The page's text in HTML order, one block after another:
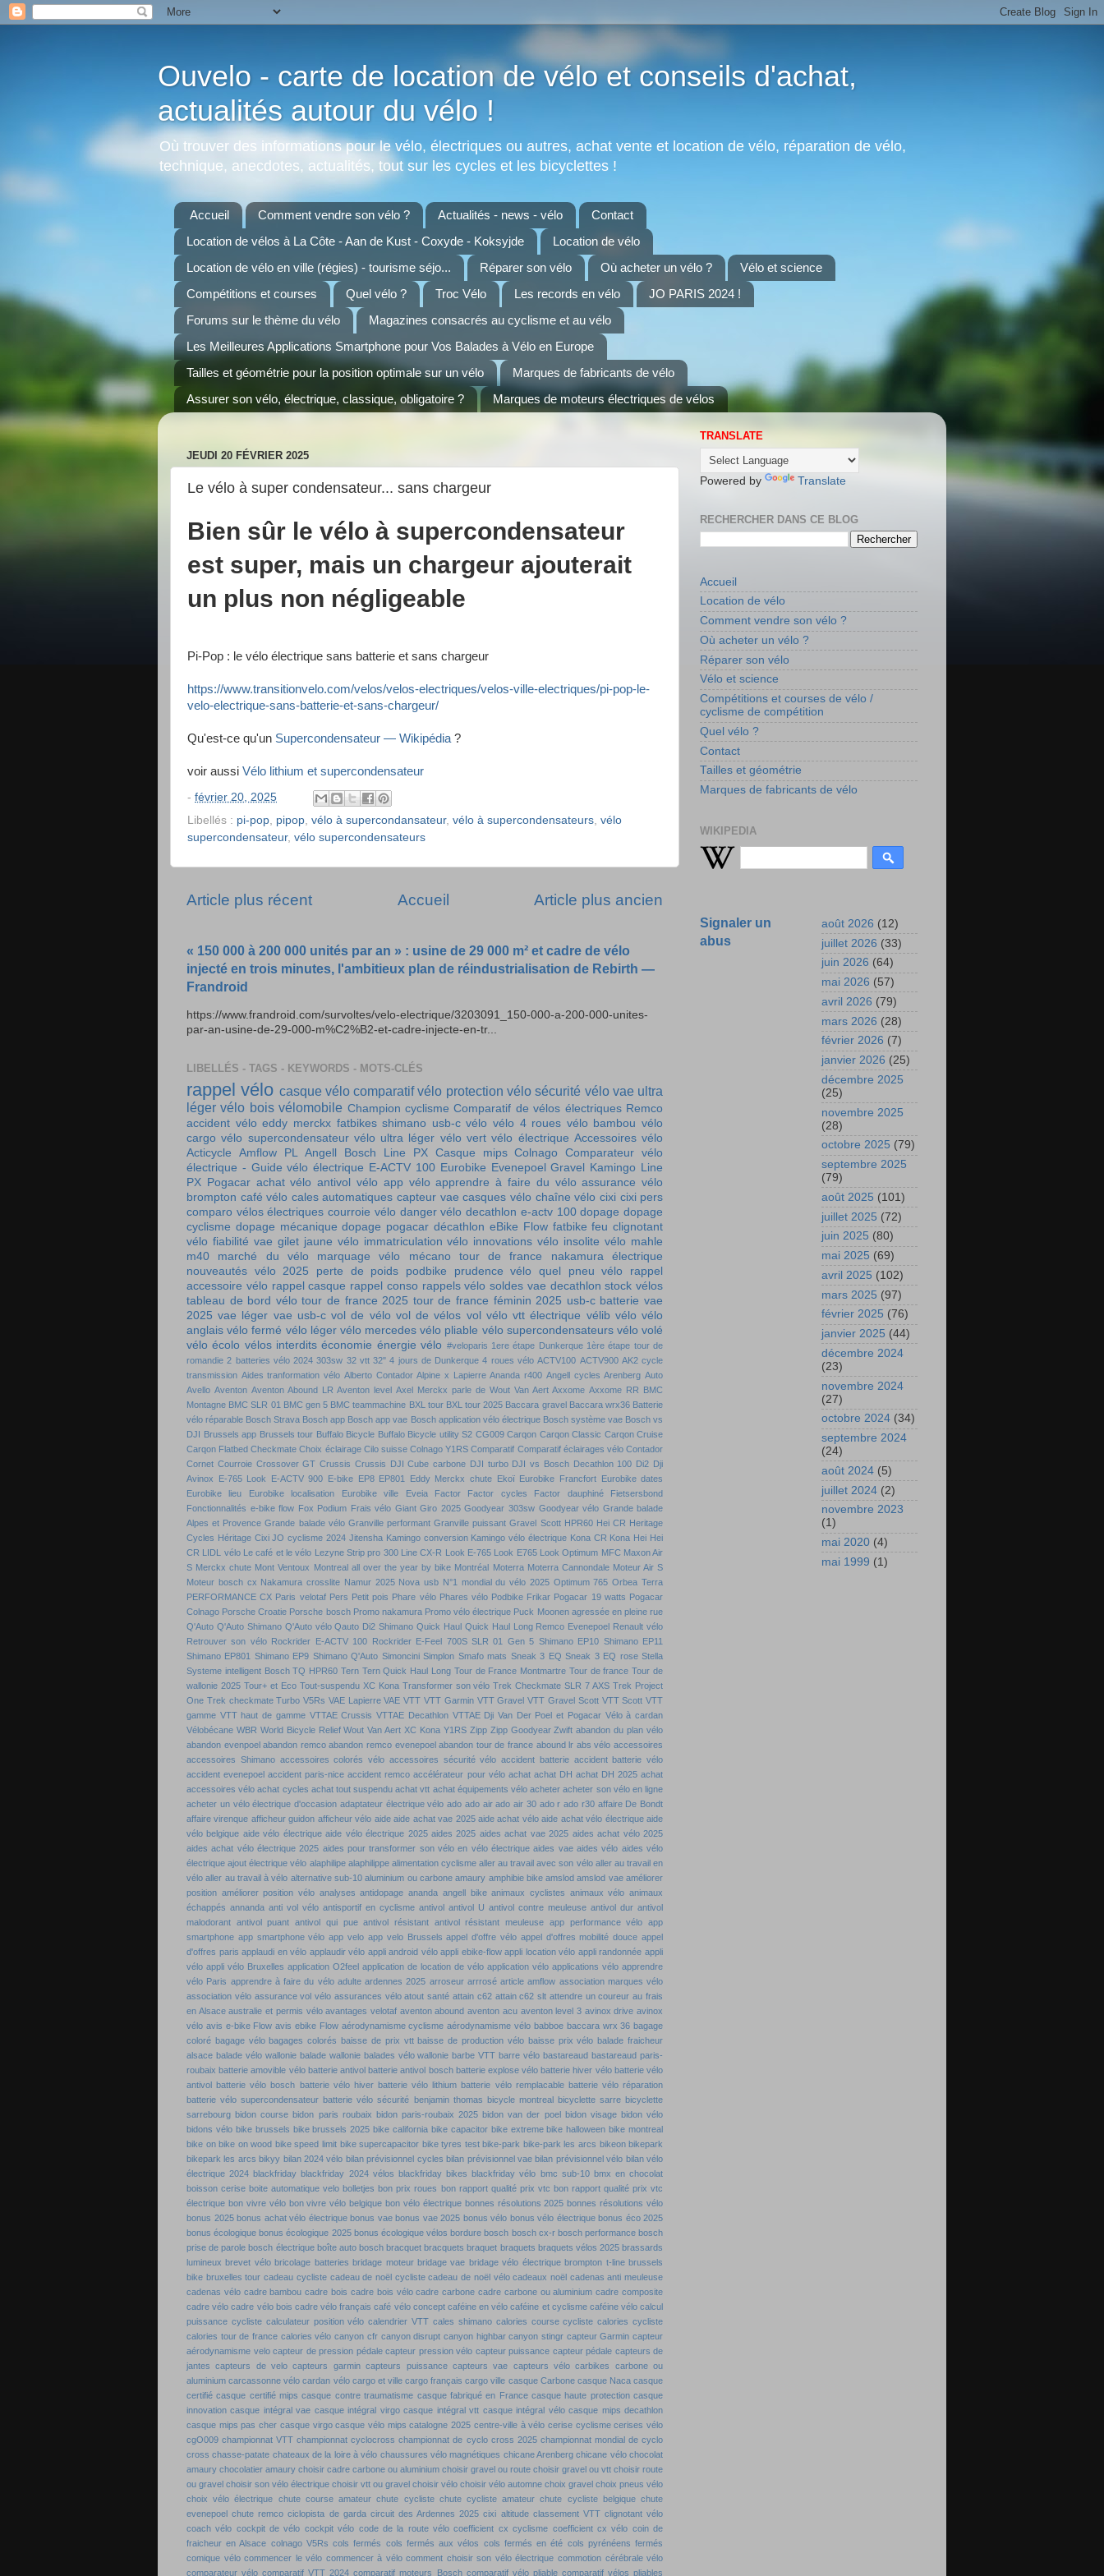
Ouvelo - carte de location de vélo et conseils d'achat,
actualités autour du vélo !
Où trouver des informations pour le vélo, électriques ou autres, achat vente et location de vélo, réparation de vélo,
technique, anecdotes, actualités, tout sur les cycles et les bicyclettes !
Accueil Comment vendre son vélo ? Actualités - news - vélo
Contact
Location de vélos à La Côte - Aan de Kust - Coxyde - Koksyjde
Location de vélo
Location de vélo en ville (régies) - tourisme séjo...
Réparer son vélo Où acheter un vélo ?
Vélo et science
Compétitions et courses
Quel vélo ? Troc Vélo Les records en vélo
JO PARIS 2024 !
Forums sur le thème du vélo
Magazines consacrés au cyclisme et au vélo
Les Meilleures Applications Smartphone pour Vos Balades à Vélo en Europe
Tailles et géométrie pour la position optimale sur un vélo
Marques de fabricants de vélo
Assurer son vélo, électrique, classique, obligatoire ?
Marques de moteurs électriques de vélos
JEUDI 20 FÉVRIER 2025
Le vélo à super condensateur... sans chargeur
Bien sûr le vélo à supercondensateur
est super, mais un chargeur ajouterait
un plus non négligeable
Pi-Pop : le vélo électrique sans batterie et sans chargeur
https://www.transitionvelo.com/velos/velos-electriques/velos-ville-electriques/pi-pop-le-
velo-electrique-sans-batterie-et-sans-chargeur/
Qu'est-ce qu'un Supercondensateur — Wikipédia ?
voir aussi Vélo lithium et supercondensateur
- février 20, 2025
Libellés : pi-pop, pipop, vélo à supercondansateur, vélo à supercondensateurs, vélo
supercondensateur, vélo supercondensateurs
Article plus récent Article plus ancien
Accueil
« 150 000 à 200 000 unités par an » : usine de 29 000 m² et cadre de vélo
injecté en trois minutes, l'ambitieux plan de réindustrialisation de Rebirth —
Frandroid
https://www.frandroid.com/survoltes/velo-electrique/3203091_150-000-a-200-000-unites-
par-an-usine-de-29-000-m%C2%B2-et-cadre-injecte-en-tr...
LIBELLÉS - TAGS - KEYWORDS - MOTS-CLÉS
rappel vélo casque vélo comparatif vélo protection vélo sécurité vélo vae ultra
léger vélo bois vélomobile Champion cyclisme Comparatif de vélos électriques Remco
accident vélo eddy merckx fatbikes shimano usb-c vélo vélo 4 roues vélo bambou vélo
cargo vélo supercondensateur vélo ultra léger vélo vert vélo électrique Accessoires vélo
Acticycle
Amflow PL Angell Bosch Line PX Casque mips Colnago
Comparateur vélo
électrique - Guide vélo électrique E-ACTV 100 Eurobike Evenepoel Gravel Kamingo Line
PX Pogacar achat vélo antivol vélo app vélo apprendre à faire du vélo assurance vélo
brompton café vélo cales automatiques capteur vae casques vélo chaîne vélo cixi cixi pers
comparo vélos électriques courroie vélo danger vélo decathlon e-actv 100 dopage dopage
cyclisme dopage mécanique dopage pogacar décathlon eBike Flow fatbike feu clignotant
vélo fiabilité vae gilet jaune vélo immatriculation vélo innovations vélo insolite vélo mahle
m40
marché du vélo marquage vélo mécano tour de france
nakamura électrique
nouveautés vélo 2025
perte de poids podbike prudence vélo quel pneu vélo
rappel
accessoire vélo rappel casque rappel conso rappels vélo soldes vae decathlon stock vélos
tableau de bord vélo tour de france 2025 tour de france féminin 2025 usb-c batterie vae
2025 vae léger vae usb-c vol de vélo vol de vélos vol vélo vtt électrique vélib vélo vélo
anglais vélo fermé vélo léger vélo mercedes vélo pliable vélo supercondensateurs vélo volé
vélo écolo vélos interdits économie énergie vélo #veloparis 1ere étape Dunkerque 1ère étape tour de
romandie 2 batteries vélo 2024 303sw 32 vtt 32" 4 jours de Dunkerque 4 roues vélo ACTV100 ACTV900 AK2 cycle
transmission Aides tranformation vélo Alberto Contador Alpine x Lapierre Ananda r400 Angell cycles Arenberg Auto
Avello Aventon Aventon Abound LR Aventon level Axel Merckx parle de Wout Van Aert Axxome Axxome RR BMC
Montagne BMC SLR 01 BMC gen 5 BMC teammachine BXL tour BXL tour 2025 Baccara gravel Baccara wrx36 Batterie
vélo réparable Bosch Strava Bosch app Bosch app vae Bosch application vélo électrique Bosch système vae Bosch vs
DJI Brussels app Brussels tour Buffalo Bicycle Buffalo Bicycle utility S2 CG009 Carqon Carqon Classic Carqon Cruise
Carqon Flatbed Checkmate Choix éclairage Cilo suisse Colnago Y1RS Comparatif Comparatif éclairages vélo Contador
Cornet Courroie Crossover GT Crussis Crussis DJI Cube carbone DJI turbo DJI vs Bosch Decathlon 100 Di2 Dji
Avinox
E-765 Look E-ACTV 900 E-bike EP8 EP801 Eddy Merckx chute Ekoï Eurobike Francfort Eurobike dates
Eurobike lieu
Eurobike localisation Eurobike ville Eveia Factor Factor cycles Factor dauphiné
Fietsersbond
Fonctionnalités e-bike flow Fox Podium Frais vélo Giant Giro 2025 Goodyear 303sw Goodyear vélo Grande balade
Alpes et Provence Grande balade vélo Granville performant Granville puissant Gravel Scott HPR60 Hei CR Heritage
Cycles Héritage Cixi JO cyclisme 2024 Jitensha Kamingo conversion Kamingo vélo électrique Kona CR Kona Hei Hei
CR LIDL vélo Le café et le vélo Lezyne Strip pro 300 Line CX-R Look E-765 Look E765 Look Optimum MFC Maxon Air
S Merckx chute Mont Ventoux Montreal all over the year by bike Montréal Moterra Moterra Cannondale Moteur Air S
Moteur bosch cx Nakamura crosslite Namur 2025 Nova usb N°1 mondial du vélo 2025 Optimum 765 Orbea Terra
PERFORMANCE CX Paris velotaf Pers Petit pois Phare vélo Phares vélo Podbike Frikar Pogacar 19 watts Pogacar
Colnago Porsche Croatie Porsche bosch Promo nakamura Promo vélo électrique Puck Moonen agressée en pleine rue
Q'Auto Q'Auto Shimano Q'Auto vélo Qauto Di2 Shimano Quick Haul Quick Haul Long Remco Evenepoel Renault vélo
Retrouver son vélo Rockrider E-ACTV 100 Rockrider E-Feel 700S SLR 01 Gen 5 Shimano EP10 Shimano EP11
Shimano EP801 Shimano EP9 Shimano Q'Auto Simoncini Simplon Smafo mats Sneak 3 EQ Sneak 3 EQ rose Stella
Systeme intelligent Bosch TQ HPR60 Tern Tern Quick Haul Long Tour de France Montmartre Tour de france Tour de
wallonie 2025 Tour+ et Eco Tout-suspendu XC Kona Transformer son vélo Trek Checkmate SLR 7 AXS Trek Project
One Trek checkmate Turbo V5Rs VAE Lapierre VAE VTT VTT Garmin VTT Gravel VTT Gravel Scott VTT Scott VTT
gamme VTT haut de gamme VTTAE Crussis VTTAE Decathlon VTTAE Dji Van Der Poel et Pogacar Vélo à cardan
Vélobécane WBR World Bicycle Relief Wout Van Aert XC Kona Y1RS Zipp Zipp Goodyear Zwift abandon du plan vélo
abandon evenpoel abandon remco abandon remco evenepoel abandon tour de france abound lr abs vélo accessoires
accessoires Shimano accessoires colorés vélo accessoires sécurité vélo accident batterie accident batterie vélo
accident evenepoel accident paris-nice accident remco accélérateur pour vélo achat achat DH achat DH 2025 achat
accessoires vélo achat cycles achat tout suspendu achat vtt achat équipements vélo acheter acheter son vélo en ligne
acheter un vélo électrique d'occasion adaptateur électrique vélo ado ado air ado air 30 ado r ado r30 affaire De Bondt
affaire virenque afficheur guidon afficheur vélo aide aide achat vae 2025 aide achat vélo aide achat vélo électrique aide
vélo belgique aide vélo électrique aide vélo électrique 2025 aides 2025 aides achat vae 2025 aides achat vélo 2025
aides achat vélo électrique 2025 aides pour transformer son vélo en vélo électrique aides vae aides vélo aides vélo
électrique ajout électrique vélo alaphilipe alaphilippe alimentation cyclisme aller au travail avec son vélo aller au travail en
vélo aller au travail à vélo alternative sub-10 aluminium ou carbone amaury amphibie bike amslod amslod vae améliorer
position améliorer position vélo analyses antidopage ananda angell bike animaux cyclistes animaux vélo animaux
échappés annanda anti vol vélo antisportif en cyclisme antivol antivol U antivol contre meuleuse antivol dur antivol
malodorant antivol puant antivol qui pue antivol résistant antivol résistant meuleuse app performance vélo app
smartphone app smartphone vélo app velo app velo Brussels appel d'offre vélo appel d'offres mobilité douce appel
d'offres paris applaudi en vélo applaudir vélo appli android vélo appli ebike-flow appli location vélo appli randonnée appli
vélo appli vélo Bruxelles application O2feel application de location de vélo application vélo applications vélo apprendre
vélo Paris apprendre à faire du vélo adulte ardennes 2025 arroseur arrrosé article amflow association marques vélo
association vélo assurance vol vélo assurances vélo atout santé attain c62 attain c62 slt attendre un coureur au frais
en Alsace australie et permis vélo avantages velotaf aventon abound aventon acu aventon level 3 avinox drive avinox
vélo avis e-bike Flow avis ebike Flow aérodynamisme cyclisme aérodynamisme vélo babboe baccara wrx 36 bagage
coloré bagage vélo bagages colorés baisse de prix vtt baisse de production vélo baisse prix vélo balade fraicheur
alsace balade vélo wallonie balade wallonie balades vélo wallonie barbe VTT barre vélo bastareaud bastareaud paris-
roubaix batterie amovible vélo batterie antivol batterie antivol bosch batterie explose vélo batterie hiver vélo batterie vélo
antivol batterie vélo bosch batterie vélo hiver batterie vélo lithium batterie vélo remplacable batterie vélo réparation
batterie vélo supercondensateur batterie vélo sécurité benjamin thomas bicycle montreal bicyclette sarre bicyclette
sarrebourg bidon course bidon paris roubaix bidon paris-roubaix 2025 bidon van der poel bidon visage bidon vélo
bidons vélo bike brussels bike brussels 2025 bike california bike capacitor bike extreme bike halloween bike montreal
bike on bike on wood bike speed limit bike supercapacitor bike tyres test bike-park bike-park les arcs bikeon bikepark
bikepark les arcs bikyy bilan 2024 vélo bilan prévisionnel cycles bilan prévisionnel vae bilan prévisionnel vélo bilan vélo
électrique 2024 blackfriday blackfriday 2024 vélos blackfriday bikes blackfriday vélo bmc sub-10 bmx en chocolat
boisson cerise boite automatique velo bolletjes bon prix roues bon rapport qualité prix vtc bon rapport qualité prix vtc
électrique bon vivre vélo bon vivre vélo belgique bon vélo électrique bonnes résolutions 2025 bonnes résolutions vélo
bonus 2025 bonus achat vélo électrique bonus vae bonus vae 2025 bonus vélo bonus vélo électrique bonus éco 2025
bonus écologique bonus écologique 2025 bonus écologique vélos bordure bosch bosch cx-r bosch performance bosch
prise de parole bosch électrique boîte auto bosch bracquet bracquets braquet braquets braquets vélos 2025 brassards
lumineux brevet vélo bricolage batteries bridage moteur bridage vae bridage vélo électrique brompton t-line brussels
bike bruxelles tour cadeau cycliste cadeau de noël cycliste cadeau de noël vélo cadeaux noël cadenas anti meuleuse
cadenas vélo cadre bambou cadre bois cadre bois vélo cadre carbone cadre carbone ou aluminium cadre composite
cadre vélo cadre vélo bois cadre vélo français café vélo concept caféine en vélo caféine et cyclisme caféine vélo calcul
puissance cycliste calculateur position vélo calendrier VTT cales shimano calories course cycliste calories cycliste
calories tour de france calories vélo canyon cfr canyon disrupt canyon highbar canyon stingr capteur Garmin capteur
aérodynamisme velo capteur de pression pédale capteur pression vélo capteur puissance capteur pédale capteurs de
jantes
capteurs de velo capteurs garmin capteurs puissance capteurs vae capteurs vélo carbikes
carbone ou
aluminium carcassonne vélo cardan vélo cargo et ville cargo français cargo ville casque Carbone casque Naca casque
certifié casque certifié mips casque contre traumatisme casque fabriqué en France casque haute protection casque
innovation casque intégral vae casque intégral virgo casque intégral vtt casque intégral vélo casque mips decathlon
casque mips pas cher casque virgo casque vélo mips catalogne 2025 centre-ville à vélo cerise cyclisme cerises vélo
cgO009 championnat VTT championnat cyclocross championnat de cyclo cross 2025 championnat mondial de cyclo
cross chasse-patate chateaux de la loire à vélo chaussures vélo magnétiques chicane Arenberg chicane vélo chocolat
amaury chocolatier amaury choisir cadre carbone ou aluminium choisir gravel ou route choisir gravel ou vtt choisir route
ou gravel choisir son vélo électrique choisir vtt ou gravel choisir vélo choisir vélo automne choix gravel choix pneus vélo
choix vélo électrique chute course amateur chute cycliste chute cycliste amateur chute cycliste belgique chute
evenepoel chute remco ciclopista de garda circuit des Ardennes 2025 cixi altitude classement VTT clignotant vélo
coach vélo cockpit de vélo cockpit vélo code de la route vélo coefficient cx cyclisme coefficient cx vélo coin de
fraicheur en Alsace colnago V5Rs cols fermés cols fermés aux vélos cols fermés en été cols pyrénéens fermés
comique vélo commencer le vélo commencer à vélo comment choisir son vélo électrique commotion cérébrale vélo
comparateur vélo comparatif VTT 2024 comparatif moteurs Bosch comparatif vélo pliable comparatif vélos pliables
TRANSLATE
Powered by Translate
RECHERCHER DANS CE BLOG
Accueil
Location de vélo
Comment vendre son vélo ?
Où acheter un vélo ?
Réparer son vélo
Vélo et science
Compétitions et courses de vélo /
cyclisme de compétition
Quel vélo ?
Contact
Tailles et géométrie
Marques de fabricants de vélo
WIKIPEDIA
Signaler un
abus
août 2026 (12)
juillet 2026 (33)
juin 2026 (64)
mai 2026 (57)
avril 2026 (79)
mars 2026 (28)
février 2026 (7)
janvier 2026 (25)
décembre 2025
(25)
novembre 2025
(28)
octobre 2025 (79)
septembre 2025
(79)
août 2025 (101)
juillet 2025 (72)
juin 2025 (80)
mai 2025 (69)
avril 2025 (102)
mars 2025 (97)
février 2025 (76)
janvier 2025 (44)
décembre 2024
(23)
novembre 2024
(27)
octobre 2024 (34)
septembre 2024
(24)
août 2024 (5)
juillet 2024 (2)
novembre 2023
(1)
mai 2020 (4)
mai 1999 (1)